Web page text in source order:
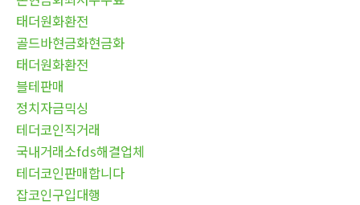
태더원화환전
골드바현금화현금화
태더원화환전
블테판매
정치자금믹싱
테더코인직거래
국내거래소fds해결업체
테더코인판매합니다
잡코인구입대행